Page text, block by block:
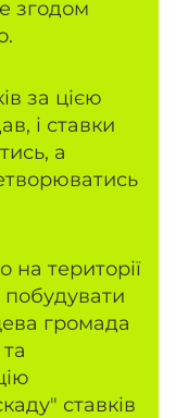
згодом
за цією
і ставки
а
на території
побудувати
громада
ставків